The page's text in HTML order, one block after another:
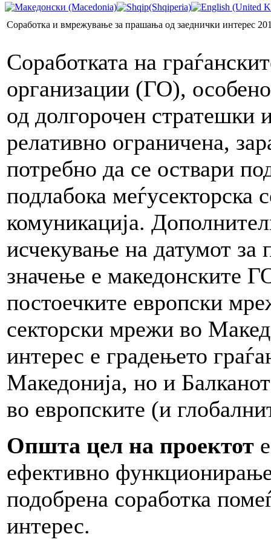
Соработка и вмрежување за прашања од заеднички интерес
Соработката на
организации (ГО),
од долгорочен стратешки
релативно ограничена,
потребно да се оствари
подлабока меѓусекторска
комуникација.
исчекување на датумот
значење е македонските
постоечките европски
секторски мрежи во
интерес е градењето
Македонија, но и
во европските (и
Општа цел на проектот
ефективно
подобрена соработка
интерес.